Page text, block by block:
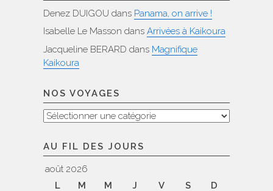
Denez DUIGOU dans Panama, on arrive !
Isabelle Le Masson dans Arrivées à Kaikoura
Jacqueline BERARD dans Magnifique
Kaikoura
NOS VOYAGES
Nos
AU FIL DES JOURS
août 2026
L
M M J V S
D